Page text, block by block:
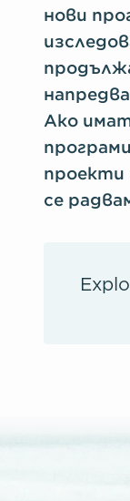
нови
Ако
проекти
се